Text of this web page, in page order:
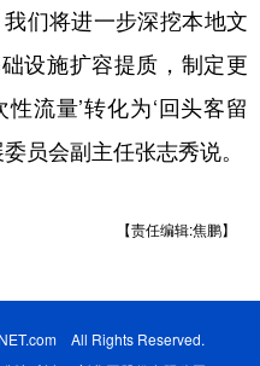
们将进一步深挖本地文
设施扩容提质，制定更
流量’转化为‘回头客留
员会副主任张志秀说。
【责任编辑:焦鹏】
All Rights Reserved.